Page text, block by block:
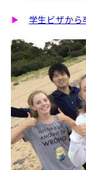
▶ 学生ビザから